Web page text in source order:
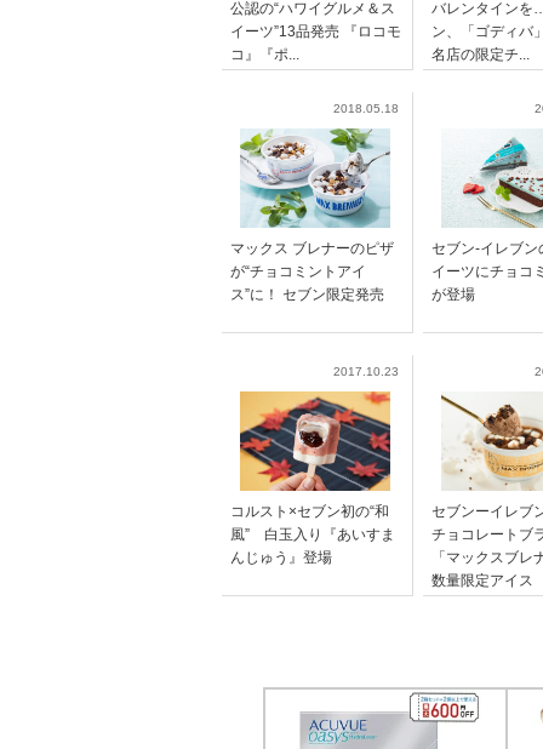
公認の“ハワイグルメ＆ス
イーツ”13品発売 『ロコモ
コ』『ポ...
バレンタインを
ン、「ゴディバ
名店の限定チ...
2018.05.18
マックス ブレナーのピザ
が“チョコミントアイ
ス”に！ セブン限定発売
セブン-イレブン
イーツにチョコ
が登場
2017.10.23
コルスト×セブン初の“和
風” 白玉入り『あいすま
んじゅう』登場
セブンーイレブ
チョコレートブ
「マックスブレ
数量限定アイス